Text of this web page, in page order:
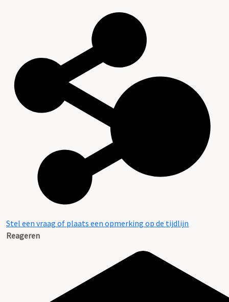
Stel een vraag of plaats een opmerking op de tijdlijn
Reageren